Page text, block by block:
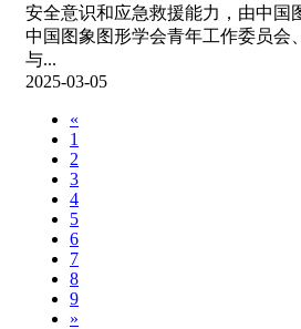
安全意识和应急救援能力，由中国
中国图象图形学会青年工作委员会
与...
2025-03-05
«
1
2
3
4
5
6
7
8
9
»